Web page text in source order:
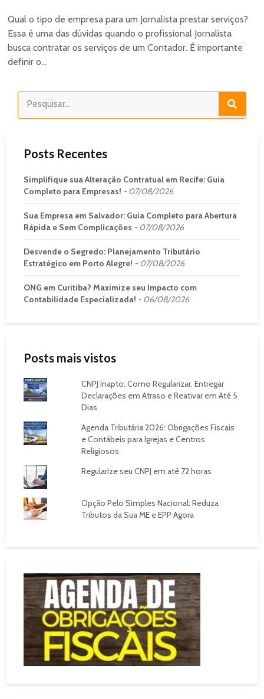
Qual o tipo de empresa para um Jornalista prestar serviços?
Essa é uma das dúvidas quando o profissional Jornalista
busca contratar os serviços de um Contador. É importante
definir o...
Posts Recentes
Simplifique sua Alteração Contratual em Recife: Guia
Completo para Empresas!
07/08/2026
Sua Empresa em Salvador: Guia Completo para Abertura
Rápida e Sem Complicações
07/08/2026
Desvende o Segredo: Planejamento Tributário
Estratégico em Porto Alegre!
07/08/2026
ONG em Curitiba? Maximize seu Impacto com
Contabilidade Especializada!
06/08/2026
Posts mais vistos
CNPJ Inapto: Como Regularizar, Entregar
Declarações em Atraso e Reativar em Até 5
Dias
Agenda Tributária 2026: Obrigações Fiscais
e Contábeis para Igrejas e Centros
Religiosos
Regularize seu CNPJ em até 72 horas
Opção Pelo Simples Nacional: Reduza
Tributos da Sua ME e EPP Agora